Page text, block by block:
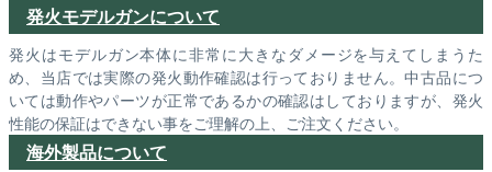
発火モデルガンについて
発火はモデルガン本体に非常に大きなダメージを与えてしまうた
め、当店では実際の発火動作確認は行っておりません。中古品につ
いては動作やパーツが正常であるかの確認はしておりますが、発火
性能の保証はできない事をご理解の上、ご注文ください。
海外製品について